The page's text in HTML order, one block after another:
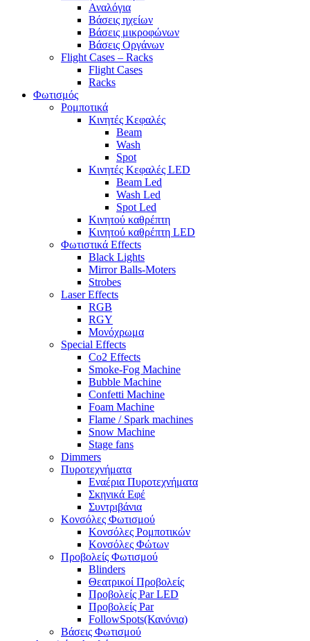
Αναλόγια
Βάσεις ηχείων
Βάσεις μικροφώνων
Βάσεις Οργάνων
Flight Cases – Racks
Flight Cases
Racks
Φωτισμός
Ρομποτικά
Κινητές Κεφαλές
Beam
Wash
Spot
Κινητές Κεφαλές LED
Beam Led
Wash Led
Spot Led
Κινητού καθρέπτη
Κινητού καθρέπτη LED
Φωτιστικά Effects
Black Lights
Mirror Balls-Moters
Strobes
Laser Effects
RGB
RGY
Μονόχρωμα
Special Effects
Co2 Effects
Smoke-Fog Machine
Bubble Machine
Confetti Machine
Foam Machine
Flame / Spark machines
Snow Machine
Stage fans
Dimmers
Πυροτεχνήματα
Εναέρια Πυροτεχνήματα
Σκηνικά Εφέ
Συντριβάνια
Κονσόλες Φωτισμού
Κονσόλες Ρομποτικών
Κονσόλες Φώτων
Προβολείς Φωτισμού
Blinders
Θεατρικοί Προβολείς
Προβολείς Par LED
Προβολείς Par
FollowSpots(Κανόνια)
Βάσεις Φωτισμού